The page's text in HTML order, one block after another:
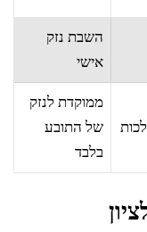
השבת נזק
אישי
ממוקדת לנזק
של התובע
בלבד